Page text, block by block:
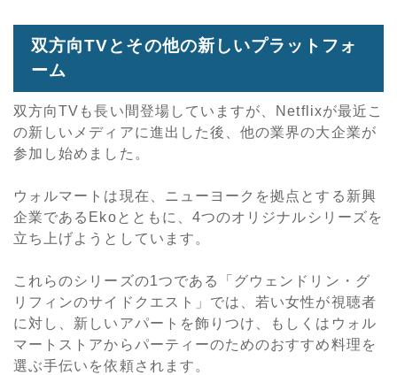
双方向TVとその他の新しいプラットフォ
ーム
双方向TVも長い間登場していますが、Netflixが最近こ
の新しいメディアに進出した後、他の業界の大企業が
参加し始めました。
ウォルマートは現在、ニューヨークを拠点とする新興
企業であるEkoとともに、4つのオリジナルシリーズを
立ち上げようとしています。
これらのシリーズの1つである「グウェンドリン・グ
リフィンのサイドクエスト」では、若い女性が視聴者
に対し、新しいアパートを飾りつけ、もしくはウォル
マートストアからパーティーのためのおすすめ料理を
選ぶ手伝いを依頼されます。